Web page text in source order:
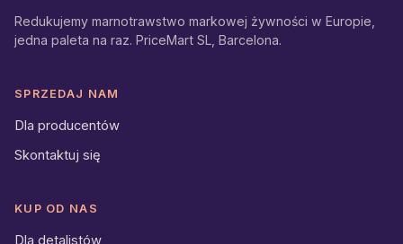
Redukujemy marnotrawstwo markowej żywności w Europie,
jedna paleta na raz. PriceMart SL, Barcelona.
SPRZEDAJ NAM
Dla producentów
Skontaktuj się
KUP OD NAS
Dla detalistów